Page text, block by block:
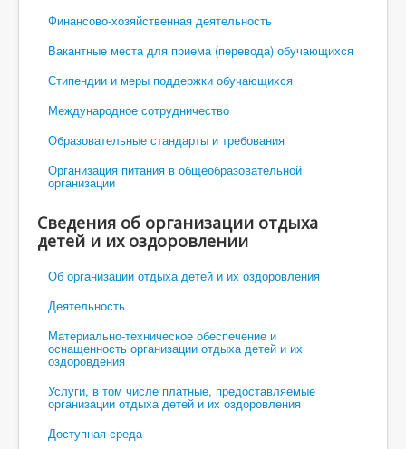
Финансово-хозяйственная деятельность
Вакантные места для приема (перевода) обучающихся
Стипендии и меры поддержки обучающихся
Международное сотрудничество
Образовательные стандарты и требования
Организация питания в общеобразовательной
организации
Сведения об организации отдыха
детей и их оздоровлении
Об организации отдыха детей и их оздоровления
Деятельность
Материально-техническое обеспечение и
оснащенность организации отдыха детей и их
оздоровдения
Услуги, в том числе платные, предоставляемые
организации отдыха детей и их оздоровления
Доступная среда